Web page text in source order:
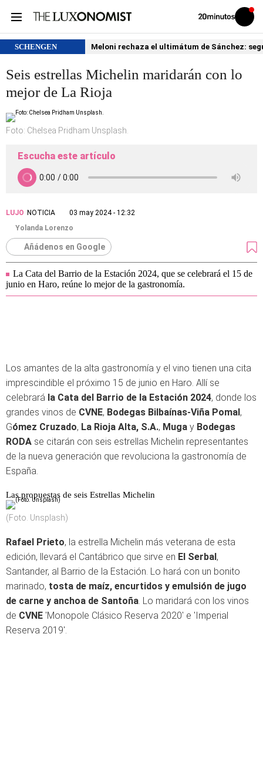
Volver
Iniciar
sesión
SCHENGEN Meloni rechaza el ultimátum de Sánchez:
Seis estrellas Michelin maridarán con lo
mejor de La Rioja
Foto: Chelsea Pridham Unsplash.
Escucha este artículo
LUJO NOTICIA
03 may 2024 - 12:32
Yolanda Lorenzo
Añádenos en Google
La Cata del Barrio de la Estación 2024, que se celebrará el 15 de
junio en Haro, reúne lo mejor de la gastronomía.
Los amantes de la alta gastronomía y el vino tienen una cita
imprescindible el próximo 15 de junio en Haro. Allí se
celebrará la Cata del Barrio de la Estación 2024, donde los
grandes vinos de CVNE, Bodegas Bilbaínas-Viña Pomal,
Gómez Cruzado, La Rioja Alta, S.A., Muga y Bodegas
RODA se citarán con seis estrellas Michelin representantes
de la nueva generación que revoluciona la gastronomía de
España.
Las propuestas de seis Estrellas Michelin
(Foto. Unsplash)
Rafael Prieto, la estrella Michelin más veterana de esta
edición, llevará el Cantábrico que sirve en El Serbal,
Santander, al Barrio de la Estación. Lo hará con un bonito
marinado, tosta de maíz, encurtidos y emulsión de jugo
de carne y anchoa de Santoña. Lo maridará con los vinos
de CVNE 'Monopole Clásico Reserva 2020' e 'Imperial
Reserva 2019'.